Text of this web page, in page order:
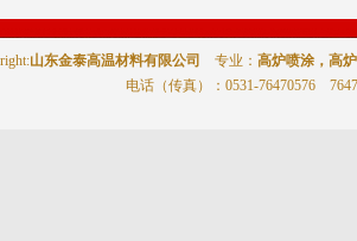
山东金泰高温材料有限公司 专业： 高炉喷涂，高
电话（传真）
：0531-76470576